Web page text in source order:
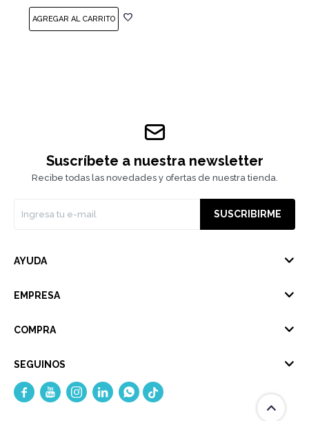
Suscríbete a nuestra newsletter
Recibe todas las novedades y ofertas de nuestra tienda.
SUSCRIBIRME
AYUDA
EMPRESA
COMPRA
SEGUINOS
    